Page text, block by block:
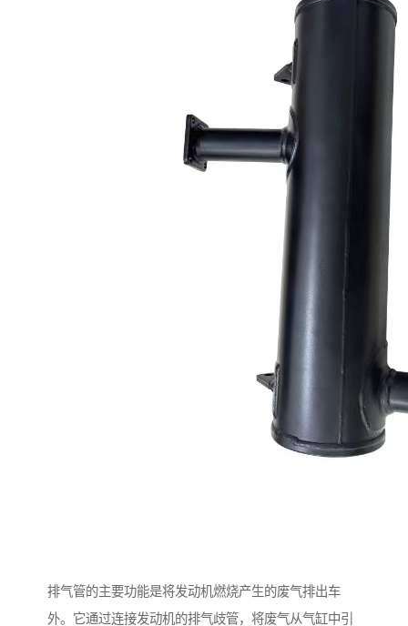
排气管的主要功能是将发动机燃烧产生的废气排出车
外。它通过连接发动机的排气歧管，将废气从气缸中引